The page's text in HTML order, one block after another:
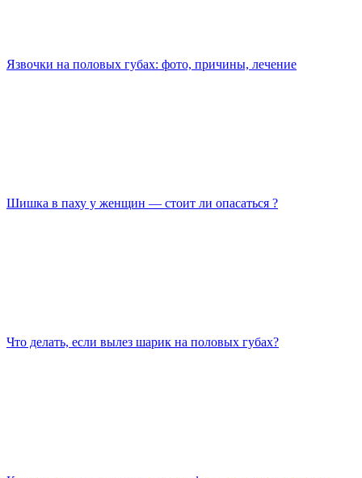
Язвочки на половых губах: фото, причины, лечение
Шишка в паху у женщин — стоит ли опасаться ?
Что делать, если вылез шарик на половых губах?